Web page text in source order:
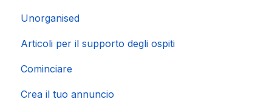
Importazione di calendari popolari
Unorganised
Articoli per il supporto degli ospiti
Cominciare
Crea il tuo annuncio